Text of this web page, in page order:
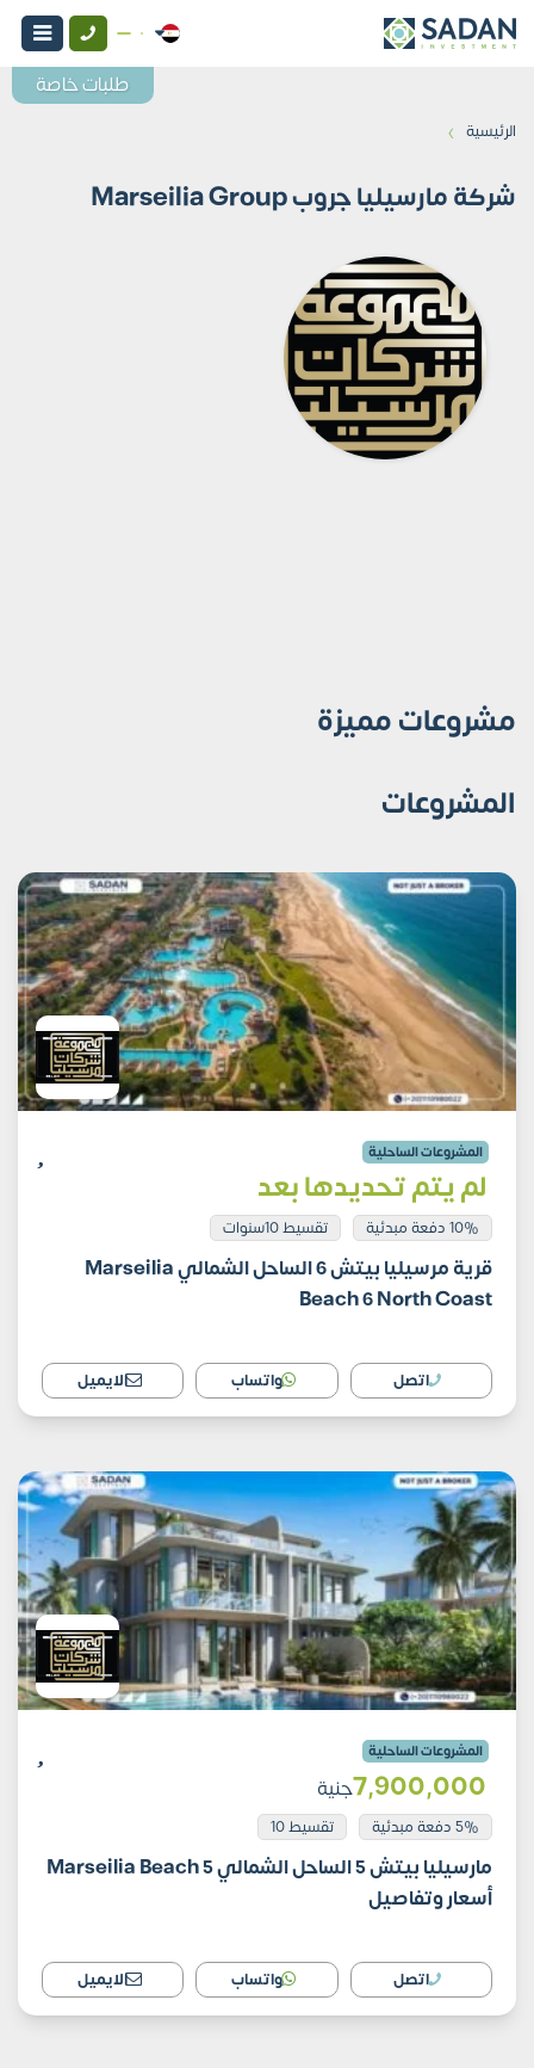
الرئيسية ›
شركة مارسيليا جروب Marseilia Group
مشروعات مميزة
المشروعات
المشروعات الساحلية
لم يتم تحديدها بعد
10% دفعة مبدئية تقسيط 10سنوات
قرية مرسيليا بيتش 6 الساحل الشمالي Marseilia
Beach 6 North Coast
اتصل واتساب الايميل
المشروعات الساحلية
7٬900٬000جنية
5% دفعة مبدئية تقسيط 10
مارسيليا بيتش 5 الساحل الشمالي Marseilia Beach 5
أسعار وتفاصيل
اتصل واتساب الايميل
طلبات خاصة